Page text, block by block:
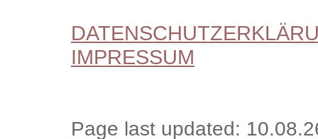
IMPRESSUM
Page last updated: